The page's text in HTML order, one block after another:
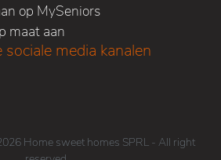
op MySeniors
maat aan
media kanalen
Home sweet homes SPRL - All right